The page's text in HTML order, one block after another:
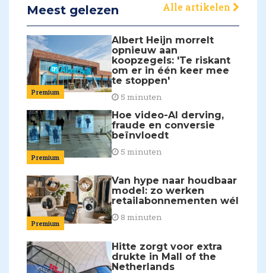
Meest gelezen Alle artikelen
Premium
Albert Heijn morrelt
opnieuw aan
koopzegels: 'Te riskant
om er in één keer mee
te stoppen'
5 minuten
Premium
Hoe video-AI derving,
fraude en conversie
beïnvloedt
5 minuten
Premium
Van hype naar houdbaar
model: zo werken
retailabonnementen wél
8 minuten
Hitte zorgt voor extra
drukte in Mall of the
Netherlands